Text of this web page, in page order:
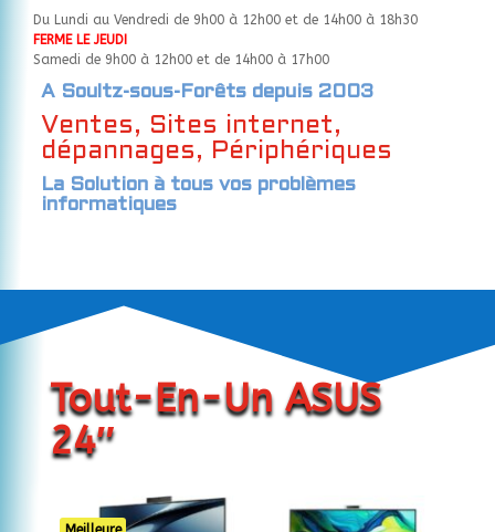
Du Lundi au Vendredi de 9h00 à 12h00 et de 14h00 à 18h30
FERME LE JEUDI
Samedi de 9h00 à 12h00 et de 14h00 à 17h00
A Soultz-sous-Forêts depuis 2003
Ventes, Sites internet,
dépannages, Périphériques
La Solution à tous vos problèmes
informatiques
Tout-En-Un ASUS
24″